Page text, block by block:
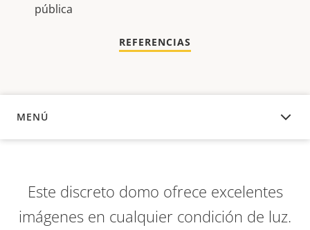
pública
REFERENCIAS
MENÚ
DESCRIPCIÓN
Este discreto domo ofrece excelentes
imágenes en cualquier condición de luz.